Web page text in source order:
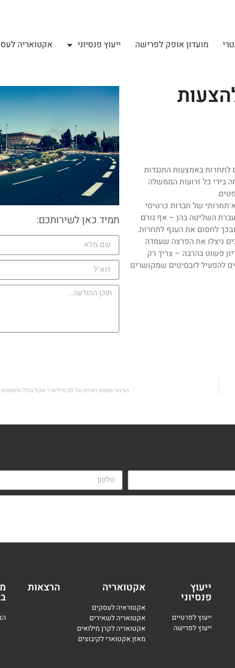
מועדון אופק לפרישה ייעוץ פנסיוני אקטואריה
לתחרות באמצעות התנגדות
בידי כל זרועות הממשלה
של חברות כרטיסי
השליטה בהן – אף גורם
לחסום את הענף לתחרות.
ניצלו את הפרצה שעמדה
פשוט בהרבה – צריך רק
להפעיל לובסיטים שמקושרים
תמיד כאן לשירותכם:
הציבור פספס רווחים של 20 מיליארד שקל בגלל מימושים בתחילת משבר הקורונה
ייעוץ
פנסיוני
ייעוץ לפרטיים
ייעוץ לפרישה
אקטואריה
אקטוראיה לעסקים
אקטואריה לשאירים
אקטואריה לקרן מילואים
מאזן אקטוארי לקיבוצים
הרצאות